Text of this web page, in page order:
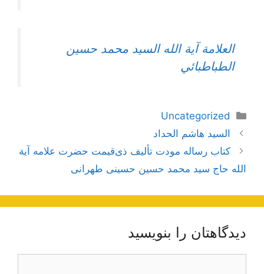
العلامة آية الله السيد محمد حسين
الطباطبائي
دسته‌ها
Uncategorized
ناوبری
نوشته‌ها
السيد هاشم الحداد
کتاب رساله مودت تألیف ذی‌قیمت حضرت علامه آیة
الله حاج سید محمد حسین حسینی طهرانی
دیدگاهتان را بنویسید